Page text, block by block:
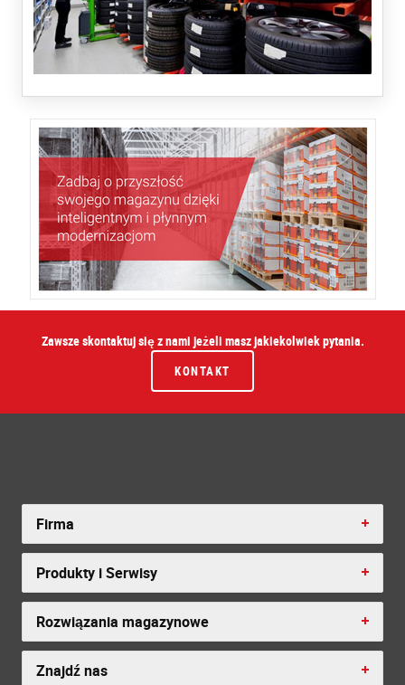
Zawsze skontaktuj się z nami jeżeli masz jakiekolwiek pytania.
KONTAKT
Firma
Produkty i Serwisy
Rozwiązania magazynowe
Znajdź nas